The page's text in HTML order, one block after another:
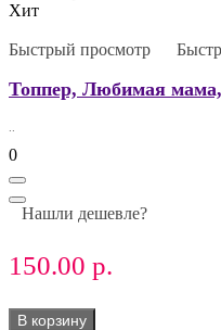
Хит
Быстрый просмотр
Топпер, Любимая
0
Нашли дешевле?
150.00 р.
В корзину